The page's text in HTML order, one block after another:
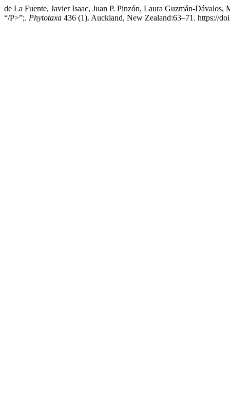
de La Fuente, Javier Isaac, Juan P. Pinzón, Laura Guzmán-
“/P>”;. Phytotaxa 436 (1). Auckland, New Zealand:63–71. https://